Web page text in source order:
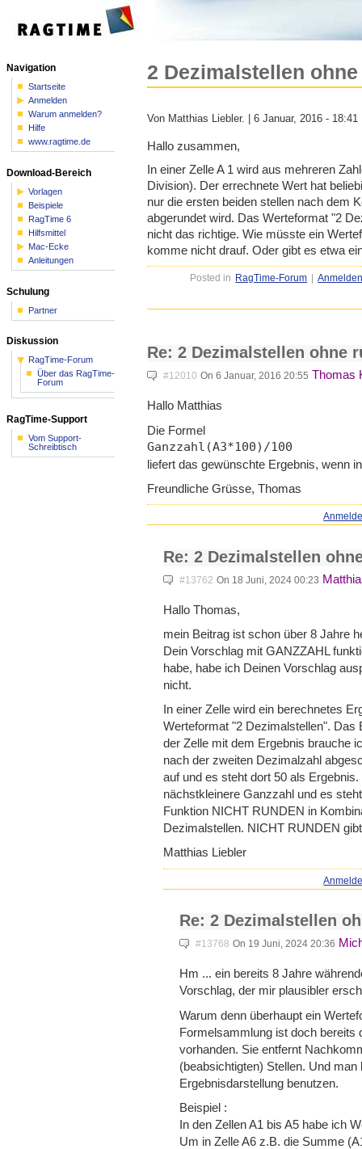
2 Dezimalstellen
Von Matthias Liebler. | 6 Januar, 2016 - 18:41
Hallo zusammen,
In einer Zelle A 1 wird aus mehreren
Division). Der errechnete Wert hat
nur die ersten beiden stellen nach dem
abgerundet wird. Das Werteformat "2
nicht das richtige. Wie müsste ein
komme nicht drauf. Oder gibt es etwa
Posted in RagTime-Forum
Re: 2 Dezimalstellen ohne
#12010 On 6 Januar, 2016 20:55 Thomas
Hallo Matthias
Die Formel
Ganzzahl(A3*100)/100
liefert das gewünschte Ergebnis, wenn
Freundliche Grüsse, Thomas
Re: 2 Dezimalstellen
#13762 On 18 Juni, 2024 00:23
Hallo Thomas,
mein Beitrag ist schon über 8 Jahre
Dein Vorschlag mit GANZZAHL
habe, habe ich Deinen Vorschlag
nicht.
In einer Zelle wird ein berechnetes
Werteformat "2 Dezimalstellen". Das
der Zelle mit dem Ergebnis brauche
nach der zweiten Dezimalzahl
auf und es steht dort 50 als
nächstkleinere Ganzzahl und es
Funktion NICHT RUNDEN in
Dezimalstellen. NICHT RUNDEN
Matthias Liebler
Re: 2 Dezimalstellen
#13768 On 19 Juni, 2024 20:36
Hm ... ein bereits 8 Jahre
Vorschlag, der mir plausibler
Warum denn überhaupt ein
Formelsammlung ist doch bereits
vorhanden. Sie entfernt
(beabsichtigten) Stellen. Und
Ergebnisdarstellung benutzen.
Beispiel :
In den Zellen A1 bis A5 habe ich
Um in Zelle A6 z.B. die Summe
Navigation
Startseite
Anmelden
Warum anmelden?
Hilfe
www.ragtime.de
Download-Bereich
Vorlagen
Beispiele
RagTime 6
Hilfsmittel
Mac-Ecke
Anleitungen
Schulung
Partner
Diskussion
RagTime-Forum
Über das RagTime-
Forum
RagTime-Support
Vom Support-
Schreibtisch